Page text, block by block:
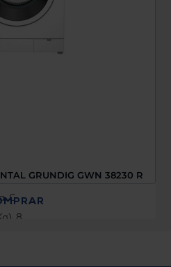
GRUNDIG GWN 38230 R
C
8